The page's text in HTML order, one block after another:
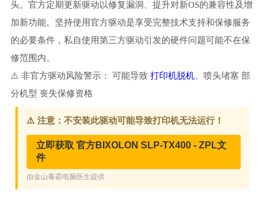
头。官方定期更新驱动以修复漏洞、提升对新OS的兼容性及增
加新功能。坚持使用官方驱动是享受完整技术支持和保修服务
的必要条件，私自使用第三方驱动引发的硬件问题可能不在保
修范围内。
⚠️ 非官方驱动风险警示： 可能导致 打印机脱机、喷头堵塞 部
分机型 丧失保修资格